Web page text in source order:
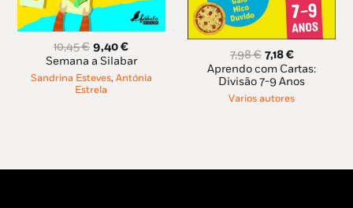
10,45€ O
preço
original
era:
9,40€O
preço
atual
Semana a Silabar
Sandrina Esteves, Antónia
Estrela
7,98€ O
preço
original
era:
7,18€O
preço
atual
é:
Aprendo com Cartas:
Divisão 7-9 Anos
Varios autores